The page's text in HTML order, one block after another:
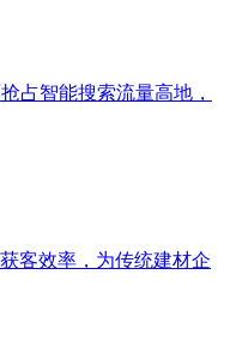
占智能搜索流量高地，
客效率，为传统建材企